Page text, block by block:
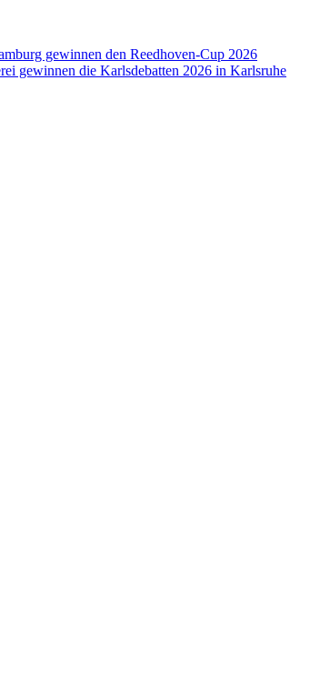
gewinnen den Reedhoven-Cup 2026
gewinnen die Karlsdebatten 2026 in Karlsruhe